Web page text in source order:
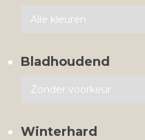
Bladhoudend
Winterhard